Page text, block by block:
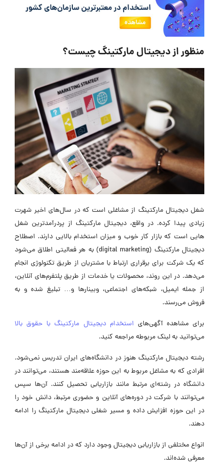
منظور از دیجیتال مارکتینگ چیست؟
شغل دیجیتال مارکتینگ از مشاغلی است که در سال‌های اخیر شهرت
زیادی پیدا کرده. در واقع، دیجیتال مارکتینگ از پردرآمدترین شغل
هایی است که بازار کار خوب و میزان استخدام بالایی دارند. اصطلاح
دیجیتال مارکتینگ (digital marketing) به هر فعالیتی اطلاق می‌شود
که یک شرکت برای برقراری ارتباط با مشتریان از طریق تکنولوژی انجام
می‌دهد. در این روند، محصولات یا خدمات از طریق پلتفرم‌های آنلاین،
از جمله ایمیل، شبکه‌های اجتماعی، وبینارها و… تبلیغ شده و به
فروش می‌رسند.
برای مشاهده آگهی‌های استخدام دیجیتال مارکتینگ با حقوق بالا
می‌توانید به لینک مربوطه مراجعه کنید.
رشته دیجیتال مارکتینگ هنوز در دانشگاه‌های ایران تدریس نمی‌شود.
افرادی که به مشاغل مربوط به این حوزه علاقه‌مند هستند، می‌توانند در
دانشگاه در رشته‌ای مرتبط مانند بازاریابی تحصیل کنند. آن‌ها سپس
می‌توانند با شرکت در دوره‌های آنلاین و حضوری مرتبط، دانش خود را
در این حوزه افزایش داده و مسیر شغلی دیجیتال مارکتینگ را ادامه
دهند.
انواع مختلفی از بازاریابی دیجیتال وجود دارد که در ادامه برخی از آن‌ها
معرفی شده‌اند.